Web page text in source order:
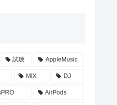
試聴 AppleMusic
MIX DJ
AirPods